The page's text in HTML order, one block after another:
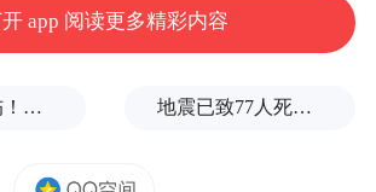
车行为进行严管严查。同时在
代表不管理，在非严管路段机
或临时停车的，公安机关交管
app 阅读更多精彩内容
已致13死78伤！这是乌方对俄本土发动的最致命袭击之一 地震已致77人死亡，哥伦比亚宣布进入国家灾难状态